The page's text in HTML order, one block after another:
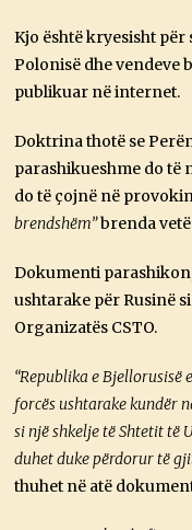
Kjo është kryesisht
Polonisë dhe vendeve
publikuar në internet.
Doktrina thotë se
parashikueshme do të
do të çojnë në
brendshëm”brenda
Dokumenti
ushtarake për Rusinë
Organizatës CSTO.
“Republika e
forcës ushtarake kundër
si një shkelje të Shtetit të
duhet duke përdorur të
thuhet në atë